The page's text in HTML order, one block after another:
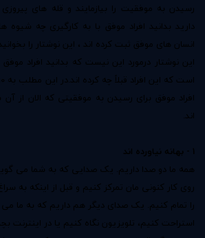
رسیدن به موفقیت را بیازمایند و قله های
دارید بدانید افراد موفق با به کارگیری چه شیوه
انسان های موفق ثبت کرده اند ، این نوشتار را
این نوشتار درمورد این نیست که بدانید افراد
افراد موفق برای رسیدن به موفقیتی که الان از آن
اند.
1 - بهانه نیاورده اند
همه ما دو صدا داریم. یک صدایی که به شما می
روی کار کنونی مان تمرکز کنیم و قبل از اینکه به
را تمام کنیم. یک صدای دیگر هم داریم که به ما
استراحت کنیم، تلویزیون نگاه کنیم یا در اینترنت